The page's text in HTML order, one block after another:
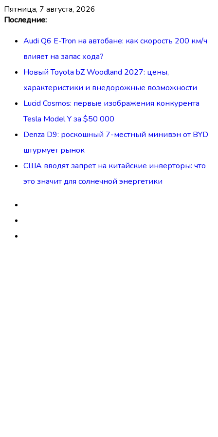
Перейти
содержимому
пятница, 7 августа, 2026
Последние:
Audi Q6 E-Tron на автобане: как скорость 200 км/ч
влияет на запас хода?
Новый Toyota bZ Woodland 2027: цены,
характеристики и внедорожные возможности
Lucid Cosmos: первые изображения конкурента
Tesla Model Y за $50 000
Denza D9: роскошный 7-местный минивэн от BYD
штурмует рынок
США вводят запрет на китайские инверторы: что
это значит для солнечной энергетики